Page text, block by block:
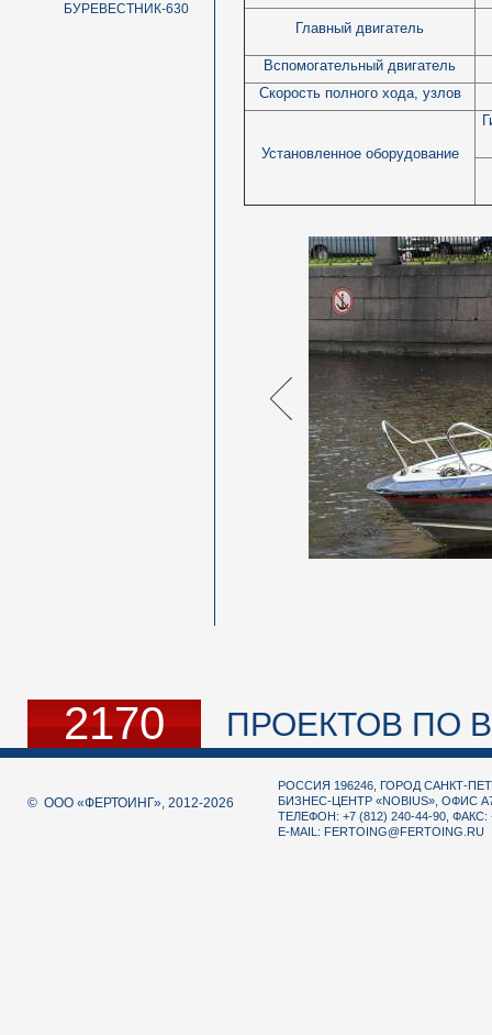
БУРЕВЕСТНИК-630
Главный двигатель
Вспомогательный двигатель
Скорость полного хода, узлов
Установленное оборудование
2170 ПРОЕКТОВ ПО
© ООО «ФЕРТОИНГ», 2012-2026
РОССИЯ 196246, ГОРОД САНКТ-
БИЗНЕС-ЦЕНТР «NOBIUS», ОФИС
ТЕЛЕФОН: +7 (812) 240-44-90, ФАКС:
E-MAIL: FERTOING@FERTOING.RU